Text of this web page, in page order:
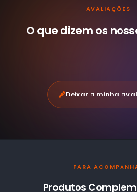
AVALIAÇÕES
O que dizem os
Deixar a minha
PARA
Produtos